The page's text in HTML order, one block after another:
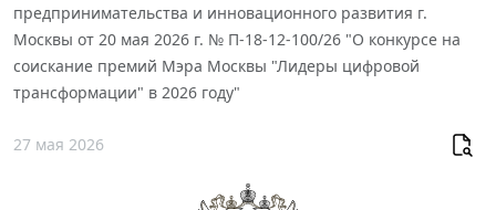
предпринимательства и инновационного развития г.
Москвы от 20 мая 2026 г. № П-18-12-100/26 "О конкурсе на
соискание премий Мэра Москвы "Лидеры цифровой
трансформации" в 2026 году"
27 мая 2026